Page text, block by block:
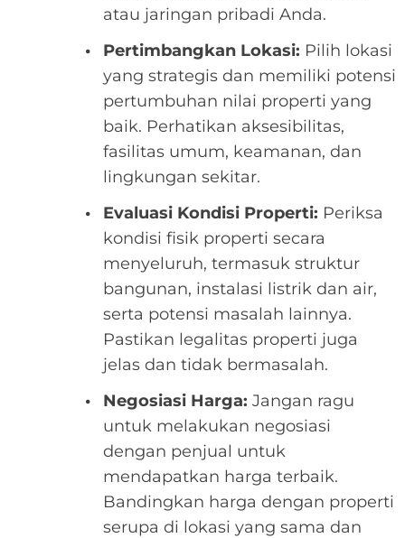
atau jaringan pribadi Anda.
Pertimbangkan Lokasi: Pilih lokasi
yang strategis dan memiliki potensi
pertumbuhan nilai properti yang
baik. Perhatikan aksesibilitas,
fasilitas umum, keamanan, dan
lingkungan sekitar.
Evaluasi Kondisi Properti: Periksa
kondisi fisik properti secara
menyeluruh, termasuk struktur
bangunan, instalasi listrik dan air,
serta potensi masalah lainnya.
Pastikan legalitas properti juga
jelas dan tidak bermasalah.
Negosiasi Harga: Jangan ragu
untuk melakukan negosiasi
dengan penjual untuk
mendapatkan harga terbaik.
Bandingkan harga dengan properti
serupa di lokasi yang sama dan